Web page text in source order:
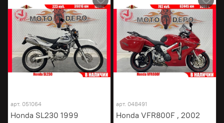
арт. 051064
Honda SL230 1999
арт. 048491
Honda VFR800F , 2002